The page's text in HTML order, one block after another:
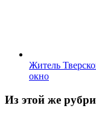
Житель
окно
Из этой же